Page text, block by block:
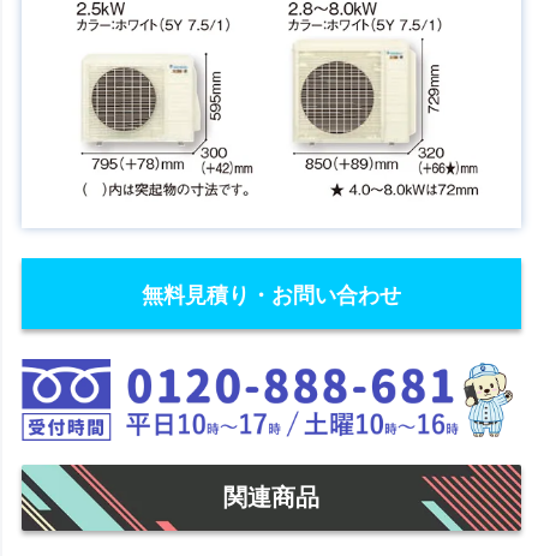
無料見積り・お問い合わせ
関連商品